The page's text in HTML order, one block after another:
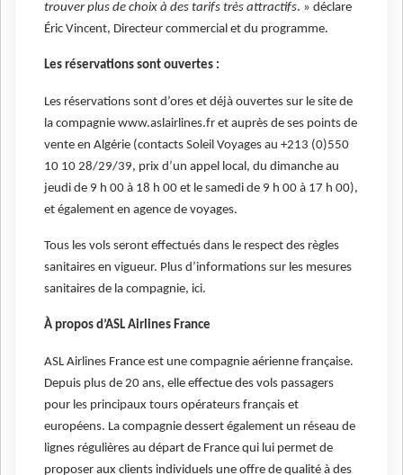
trouver plus de choix à des tarifs très attractifs. » déclare
Éric Vincent, Directeur commercial et du programme.
Les réservations sont ouvertes :
Les réservations sont d’ores et déjà ouvertes sur le site de
la compagnie www.aslairlines.fr et auprès de ses points de
vente en Algérie (contacts Soleil Voyages au +213 (0)550
10 10 28/29/39, prix d’un appel local, du dimanche au
jeudi de 9 h 00 à 18 h 00 et le samedi de 9 h 00 à 17 h 00),
et également en agence de voyages.
Tous les vols seront effectués dans le respect des règles
sanitaires en vigueur. Plus d’informations sur les mesures
sanitaires de la compagnie, ici.
À propos d’ASL Airlines France
ASL Airlines France est une compagnie aérienne française.
Depuis plus de 20 ans, elle effectue des vols passagers
pour les principaux tours opérateurs français et
européens. La compagnie dessert également un réseau de
lignes régulières au départ de France qui lui permet de
proposer aux clients individuels une offre de qualité à des